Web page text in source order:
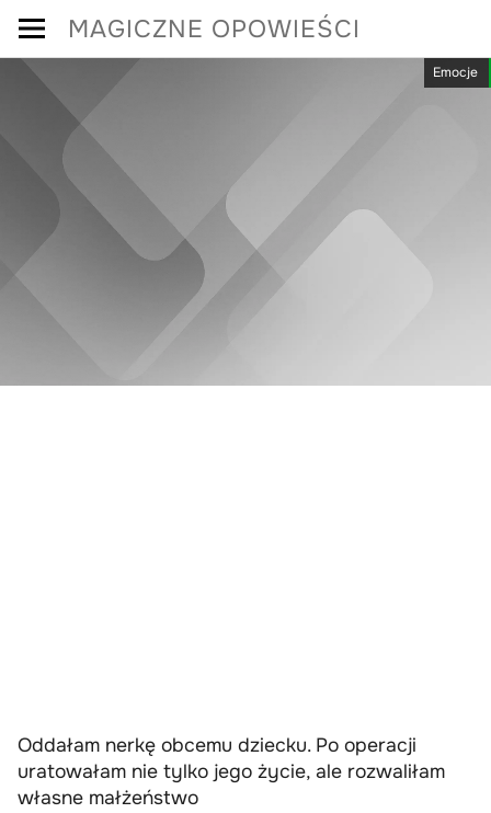
Skip
MAGICZNE OPOWIEŚCI
Emocje
Oddałam nerkę obcemu dziecku. Po operacji
uratowałam nie tylko jego życie, ale rozwaliłam
własne małżeństwo